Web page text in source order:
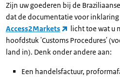
Zijn uw goederen bij de
dat de documentatie voor inklaring
Access2Markets
licht toe wat u
hoofdstuk 'Customs Procedures'
land in). Denk onder andere aan:
Een handelsfactuur,